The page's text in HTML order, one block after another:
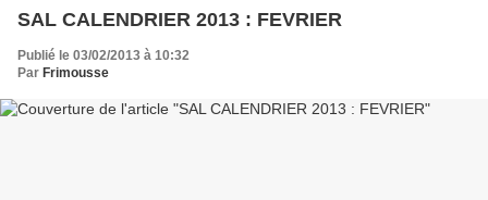
SAL CALENDRIER 2013 : FEVRIER
Publié le 03/02/2013 à 10:32
Par Frimousse